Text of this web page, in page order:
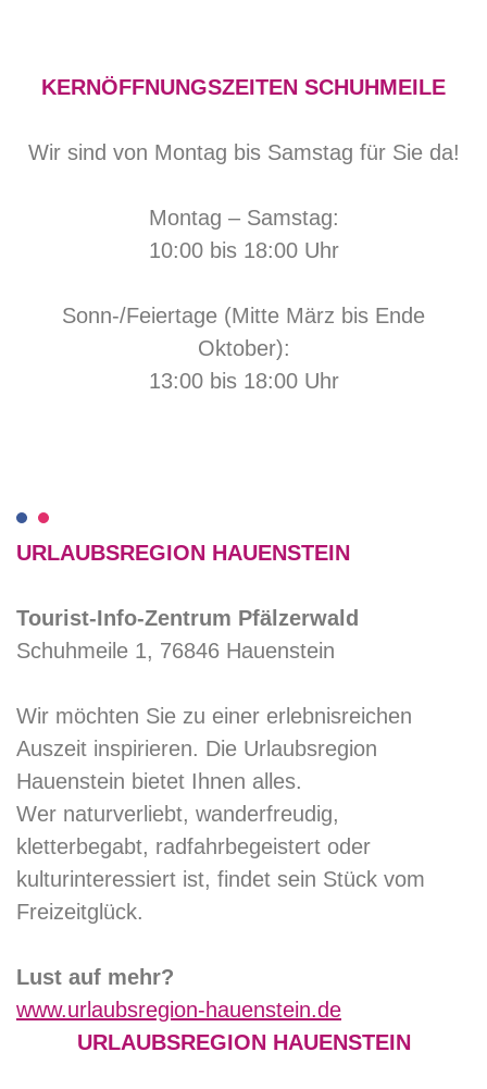
KERNÖFFNUNGSZEITEN SCHUHMEILE
Wir sind von Montag bis Samstag für Sie da!
Montag – Samstag:
10:00 bis 18:00 Uhr
Sonn-/Feiertage (Mitte März bis Ende
Oktober):
13:00 bis 18:00 Uhr
URLAUBSREGION HAUENSTEIN
Tourist-Info-Zentrum Pfälzerwald
Schuhmeile 1, 76846 Hauenstein
Wir möchten Sie zu einer erlebnisreichen
Auszeit inspirieren. Die Urlaubsregion
Hauenstein bietet Ihnen alles.
Wer naturverliebt, wanderfreudig,
kletterbegabt, radfahrbegeistert oder
kulturinteressiert ist, findet sein Stück vom
Freizeitglück.
Lust auf mehr?
www.urlaubsregion-hauenstein.de
URLAUBSREGION HAUENSTEIN